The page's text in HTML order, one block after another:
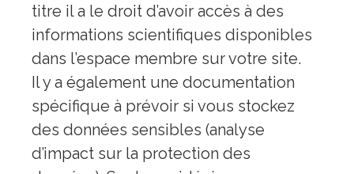
titre il a le droit d’avoir accès à des
informations scientifiques disponibles
dans l’espace membre sur votre site.
Il y a également une documentation
spécifique à prévoir si vous stockez
des données sensibles (analyse
d’impact sur la protection des